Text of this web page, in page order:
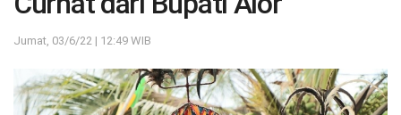
Jumat, 03/6/22 | 12:49 WIB